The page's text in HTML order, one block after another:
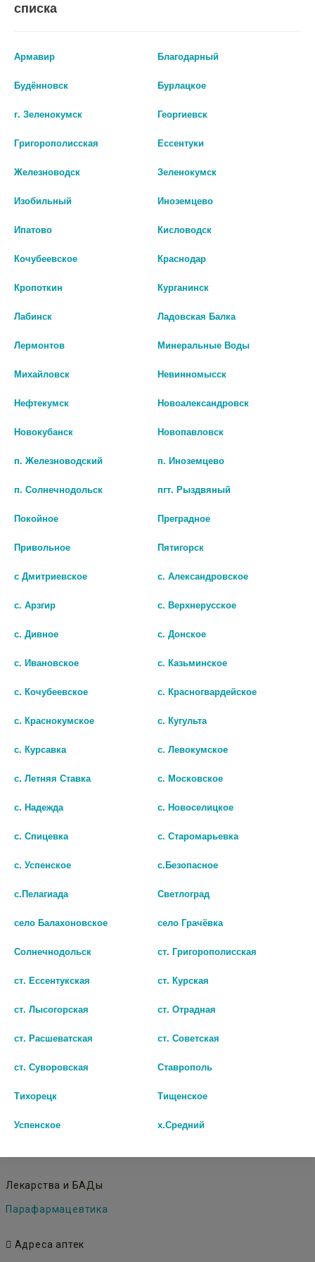
SILVER ДЕЗОДОРАНТ Д/ОБУВИ
СИЛЬВЕР ДЕЗОДОРАНТ Д/
СИЛЬВЕР ДЕЗОДОРАНТ Д/
327 руб.
МЕЖПАЛЬЦЕВЫЕ
С-402
В КОРЗИНУ
ТКАНЬЮ ПОЛАР /АРТ.TB3001-00/
АРТ.TB4013-00/
230 руб.
шт
© Городская аптека - Маркетплейс. Все права защищены
Лекарства и БАДы
Парафармацевтика
Адреса аптек
списка
Армавир Благодарный
Будённовск Бурлацкое
г. Зеленокумск Георгиевск
Григорополисская Ессентуки
Железноводск Зеленокумск
Изобильный Иноземцево
Ипатово Кисловодск
Кочубеевское Краснодар
Кропоткин Курганинск
Лабинск Ладовская Балка
Лермонтов Минеральные Воды
Михайловск Невинномысск
Нефтекумск Новоалександровск
Новокубанск Новопавловск
п. Железноводский п. Иноземцево
п. Солнечнодольск пгт. Рыздвяный
Покойное Преградное
Привольное Пятигорск
с Дмитриевское с. Александровское
с. Арзгир с. Верхнерусское
с. Дивное с. Донское
с. Ивановское с. Казьминское
с. Кочубеевское с. Красногвардейское
с. Краснокумское с. Кугульта
с. Курсавка с. Левокумское
с. Летняя Ставка с. Московское
с. Надежда с. Новоселицкое
с. Спицевка с. Старомарьевка
с. Успенское с.Безопасное
с.Пелагиада Светлоград
село Балахоновское село Грачёвка
Солнечнодольск ст. Григорополисская
ст. Ессентукская ст. Курская
ст. Лысогорская ст. Отрадная
ст. Расшеватская ст. Советская
ст. Суворовская Ставрополь
Тихорецк Тищенское
Успенское х.Средний